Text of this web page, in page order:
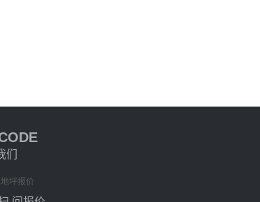
们